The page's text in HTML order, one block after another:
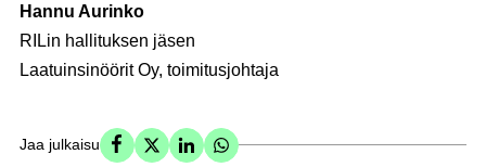
Hannu Aurinko
RILin hallituksen jäsen
Laatuinsinöörit Oy, toimitusjohtaja
Jaa julkaisu